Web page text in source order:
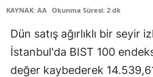
KAYNAK: AA Okunma Süresi: 2 dk
Dün satış ağırlıklı bir seyir
İstanbul'da BIST 100
değer kaybederek